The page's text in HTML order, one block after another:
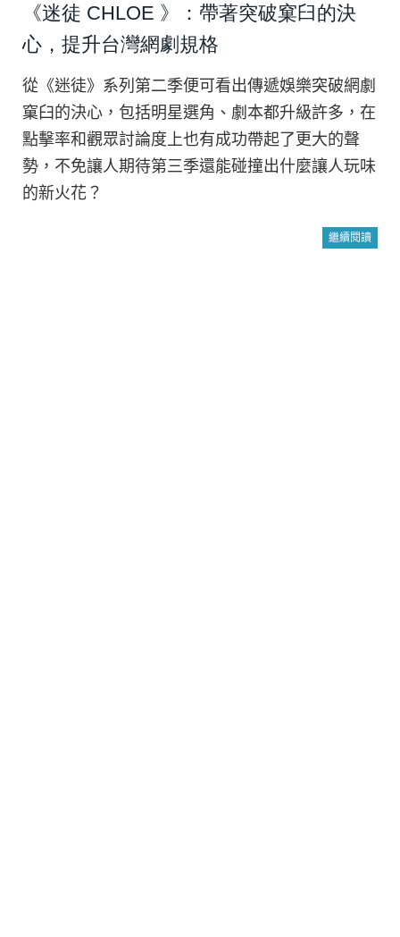
《迷徒 CHLOE 》：帶著突破窠臼的決
心，提升台灣網劇規格
從《迷徒》系列第二季便可看出傳遞娛樂突破網劇
窠臼的決心，包括明星選角、劇本都升級許多，在
點擊率和觀眾討論度上也有成功帶起了更大的聲
勢，不免讓人期待第三季還能碰撞出什麼讓人玩味
的新火花？
繼續閱讀